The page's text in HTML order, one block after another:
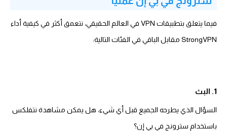
فيما يتعلق بتطبيقات VPN في العالم الحقيقي، نتعمق أكثر في كيفية أداء
StrongVPN مقابل الباقي في الفئات التالية:
1. البث
السؤال الذي يطرحه الجميع قبل أي شيء، هل يمكن مشاهدة نتفلكس
باستخدام سترونج في بي إن؟